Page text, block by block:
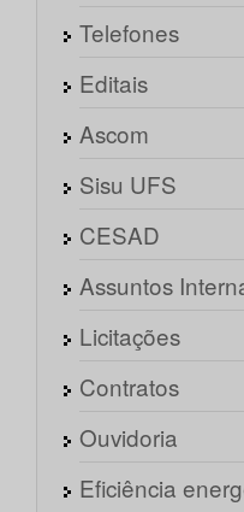
Telefones
Editais
Ascom
Sisu UFS
CESAD
Assuntos
Licitações
Contratos
Ouvidoria
Eficiência